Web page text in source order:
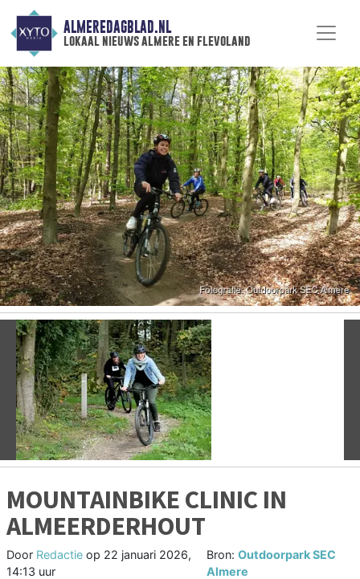
ALMEREDAGBLAD.NL
lokaal nieuws almere en flevoland
Vorige
MOUNTAINBIKE CLINIC IN
ALMEERDERHOUT
Door Redactie op 22 januari 2026,
14:13 uur
Bron:Outdoorpark SEC
Almere